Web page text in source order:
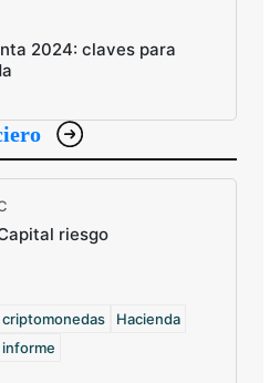
2024: claves para
riesgo
criptomonedas
Hacienda
informe